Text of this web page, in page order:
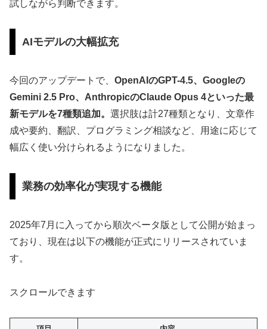
試しながら判断できます。
AIモデルの大幅拡充
今回のアップデートで、 OpenAIのGPT-4.5、Googleの
Gemini 2.5 Pro、AnthropicのClaude Opus 4といった最
新モデルを7種類追加。 選択肢は計27種類となり、文章作
成や要約、翻訳、プログラミング相談など、用途に応じて
幅広く使い分けられるようになりました。
業務の効率化が実現する機能
2025年7月に入ってから順次ベータ版として公開が始まっ
ており、現在は以下の機能が正式にリリースされていま
す。
スクロールできます